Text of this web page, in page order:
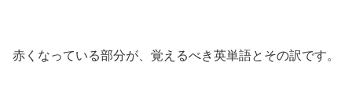
赤くなっている部分が、覚えるべき英単語とその訳です。